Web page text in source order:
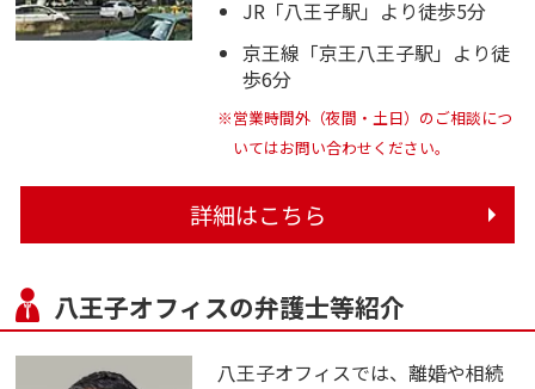
JR「八王子駅」より徒歩5分
京王線「京王八王子駅」より徒
歩6分
※営業時間外（夜間・土日）のご相談につ
いてはお問い合わせください。
詳細はこちら
八王子オフィスの弁護士等紹介
八王子オフィスでは、離婚や相続